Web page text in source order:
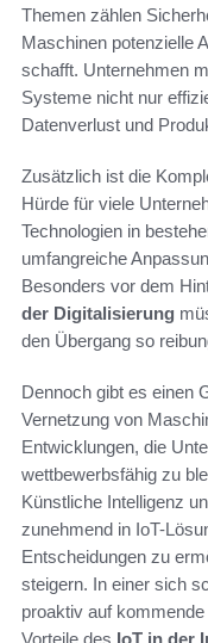
Themen zählen
Maschinen potenzielle
schafft. Unternehmen
Systeme nicht nur
Datenverlust und
Zusätzlich ist die
Hürde für viele
Technologien in
umfangreiche
Besonders vor dem
der Digitalisierung
den Übergang so
Dennoch gibt es einen
Vernetzung von
Entwicklungen, die
wettbewerbsfähig zu
Künstliche Intelligenz
zunehmend in IoT-
Entscheidungen zu
steigern. In einer sich
proaktiv auf